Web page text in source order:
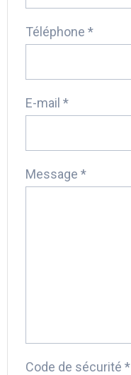
Téléphone *
E-mail *
Message *
Code de sécurité *